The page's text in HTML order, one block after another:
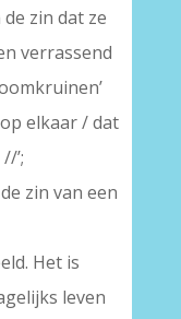
zin dat ze
verrassend
elkaar / dat
’;
zin van een
Het is
leven